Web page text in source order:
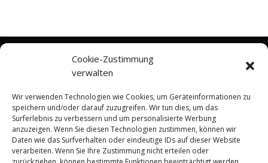
Cookie-Zustimmung
verwalten
Wir verwenden Technologien wie Cookies, um Geräteinformationen zu
speichern und/oder darauf zuzugreifen. Wir tun dies, um das
Surferlebnis zu verbessern und um personalisierte Werbung
anzuzeigen. Wenn Sie diesen Technologien zustimmen, können wir
Daten wie das Surfverhalten oder eindeutige IDs auf dieser Website
verarbeiten. Wenn Sie Ihre Zustimmung nicht erteilen oder
Rechtliches
Datenschutz
Impressum
Cookie-Richtlinie (EU)
Versandarten